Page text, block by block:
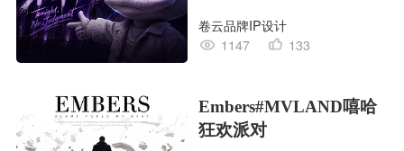
卷云品牌IP设计
1147
133
Embers#MVLAND嘻哈
狂欢派对